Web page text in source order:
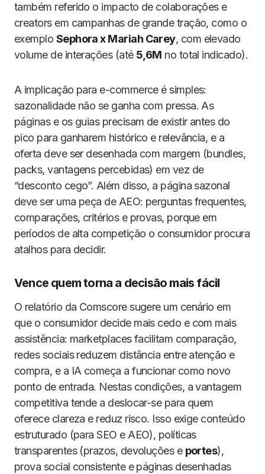
também referido o impacto de colaborações e
creators em campanhas de grande tração, como o
exemplo Sephora x Mariah Carey, com elevado
volume de interações (até 5,6M no total indicado).
A implicação para e-commerce é simples:
sazonalidade não se ganha com pressa. As
páginas e os guias precisam de existir antes do
pico para ganharem histórico e relevância, e a
oferta deve ser desenhada com margem (bundles,
packs, vantagens percebidas) em vez de
“desconto cego”. Além disso, a página sazonal
deve ser uma peça de AEO: perguntas frequentes,
comparações, critérios e provas, porque em
períodos de alta competição o consumidor procura
atalhos para decidir.
Vence quem torna a decisão mais fácil
O relatório da Comscore sugere um cenário em
que o consumidor decide mais cedo e com mais
assistência: marketplaces facilitam comparação,
redes sociais reduzem distância entre atenção e
compra, e a IA começa a funcionar como novo
ponto de entrada. Nestas condições, a vantagem
competitiva tende a deslocar-se para quem
oferece clareza e reduz risco. Isso exige conteúdo
estruturado (para SEO e AEO), políticas
transparentes (prazos, devoluções e portes),
prova social consistente e páginas desenhadas